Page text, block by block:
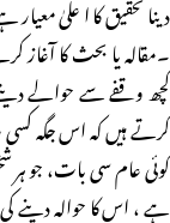
دینا تحقیق کا ا علیٰ
۔مقالہ یا بحث کا آغاز
کچھ وقفے سے حوالے
کرتے ہیں کہ اس جگہ
کوئی عام سی بات، جو ہر
ہے ، اس کا حوالہ دینے